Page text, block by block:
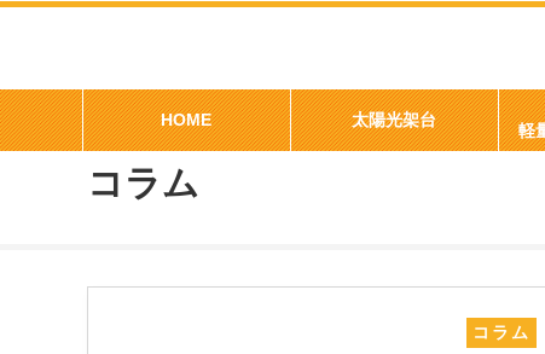
HOME 太陽光架台
太陽光発電はソーラーデポ > ソーラーシェアリング
コラム
コラム